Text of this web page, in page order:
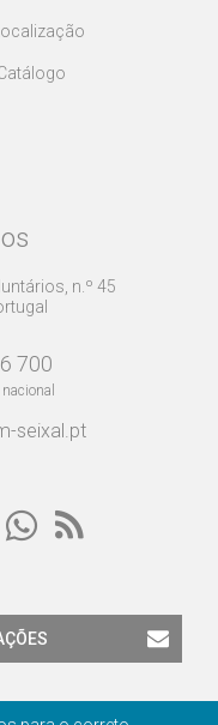
n.º 45
700
seixal.pt